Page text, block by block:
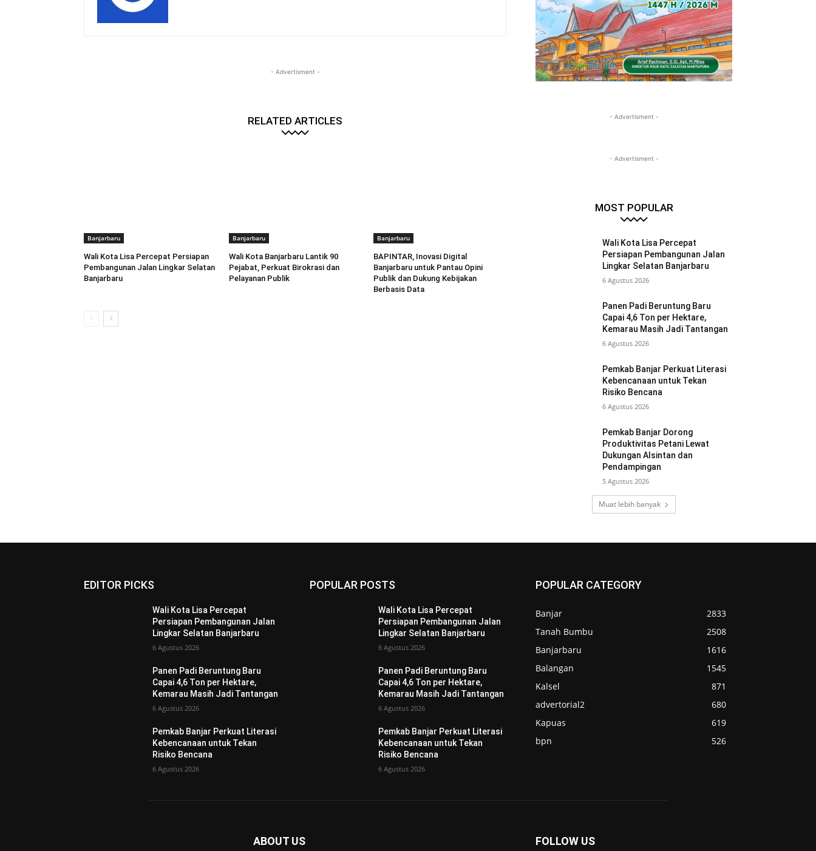
- Advertisment -
RELATED ARTICLES
Banjarbaru
Wali Kota Lisa Percepat Persiapan
Pembangunan Jalan Lingkar Selatan
Banjarbaru
Banjarbaru
Wali Kota Banjarbaru Lantik 90
Pejabat, Perkuat Birokrasi dan
Pelayanan Publik
Banjarbaru
BAPINTAR, Inovasi Digital
Banjarbaru untuk Pantau Opini
Publik dan Dukung Kebijakan
Berbasis Data
- Advertisment -
- Advertisment -
MOST POPULAR
Wali Kota Lisa Percepat
Persiapan Pembangunan Jalan
Lingkar Selatan Banjarbaru
6 Agustus 2026
Panen Padi Beruntung Baru
Capai 4,6 Ton per Hektare,
Kemarau Masih Jadi Tantangan
6 Agustus 2026
Pemkab Banjar Perkuat Literasi
Kebencanaan untuk Tekan
Risiko Bencana
6 Agustus 2026
Pemkab Banjar Dorong
Produktivitas Petani Lewat
Dukungan Alsintan dan
Pendampingan
5 Agustus 2026
Muat lebih banyak
EDITOR PICKS
Wali Kota Lisa Percepat
Persiapan Pembangunan Jalan
Lingkar Selatan Banjarbaru
6 Agustus 2026
Panen Padi Beruntung Baru
Capai 4,6 Ton per Hektare,
Kemarau Masih Jadi Tantangan
6 Agustus 2026
Pemkab Banjar Perkuat Literasi
Kebencanaan untuk Tekan
Risiko Bencana
6 Agustus 2026
POPULAR POSTS
Wali Kota Lisa Percepat
Persiapan Pembangunan Jalan
Lingkar Selatan Banjarbaru
6 Agustus 2026
Panen Padi Beruntung Baru
Capai 4,6 Ton per Hektare,
Kemarau Masih Jadi Tantangan
6 Agustus 2026
Pemkab Banjar Perkuat Literasi
Kebencanaan untuk Tekan
Risiko Bencana
6 Agustus 2026
POPULAR CATEGORY
Banjar
2833
Tanah Bumbu
2508
Banjarbaru
1616
Balangan
1545
Kalsel
871
advertorial2
680
Kapuas
619
bpn
526
ABOUT US FOLLOW US